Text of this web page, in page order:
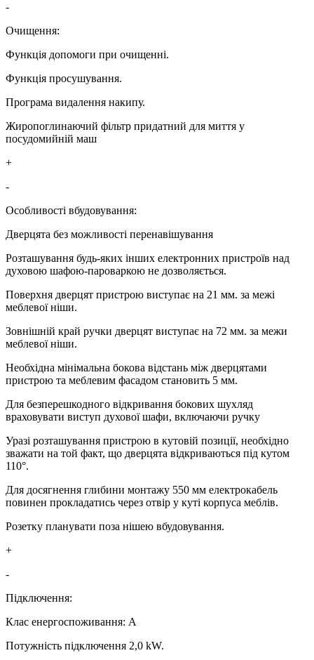
-
Очищення:
Функція допомоги при очищенні.
Функція просушування.
Програма видалення накипу.
Жиропоглинаючий фільтр придатний для миття у
посудомийній маш
+
-
Особливості вбудовування:
Дверцята без можливості перенавішування
Розташування будь-яких інших електронних пристроїв над
духовою шафою-пароваркою не дозволяється.
Поверхня дверцят пристрою виступає на 21 мм. за межі
меблевої ніши.
Зовнішній край ручки дверцят виступає на 72 мм. за межи
меблевої ніши.
Необхідна мінімальна бокова відстань між дверцятами
пристрою та меблевим фасадом становить 5 мм.
Для безперешкодного відкривання бокових шухляд
враховувати виступ духової шафи, включаючи ручку
Уразі розташування пристрою в кутовій позиції, необхідно
зважати на той факт, що дверцята відкриваються під кутом
110°.
Для досягнення глибини монтажу 550 мм електрокабель
повинен прокладатись через отвір у куті корпуса меблів.
Розетку планувати поза нішею вбудовування.
+
-
Підключення:
Клас енергоспоживання: A
Потужність підключення 2,0 kW.